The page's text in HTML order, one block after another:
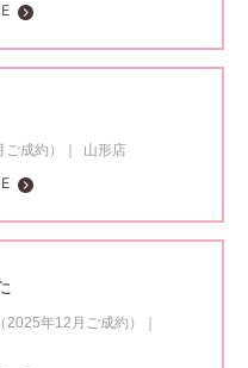
成約）
山形店
年12月ご成約）